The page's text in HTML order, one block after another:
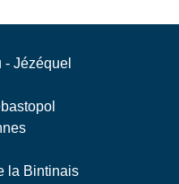
Jézéquel
la Bintinais